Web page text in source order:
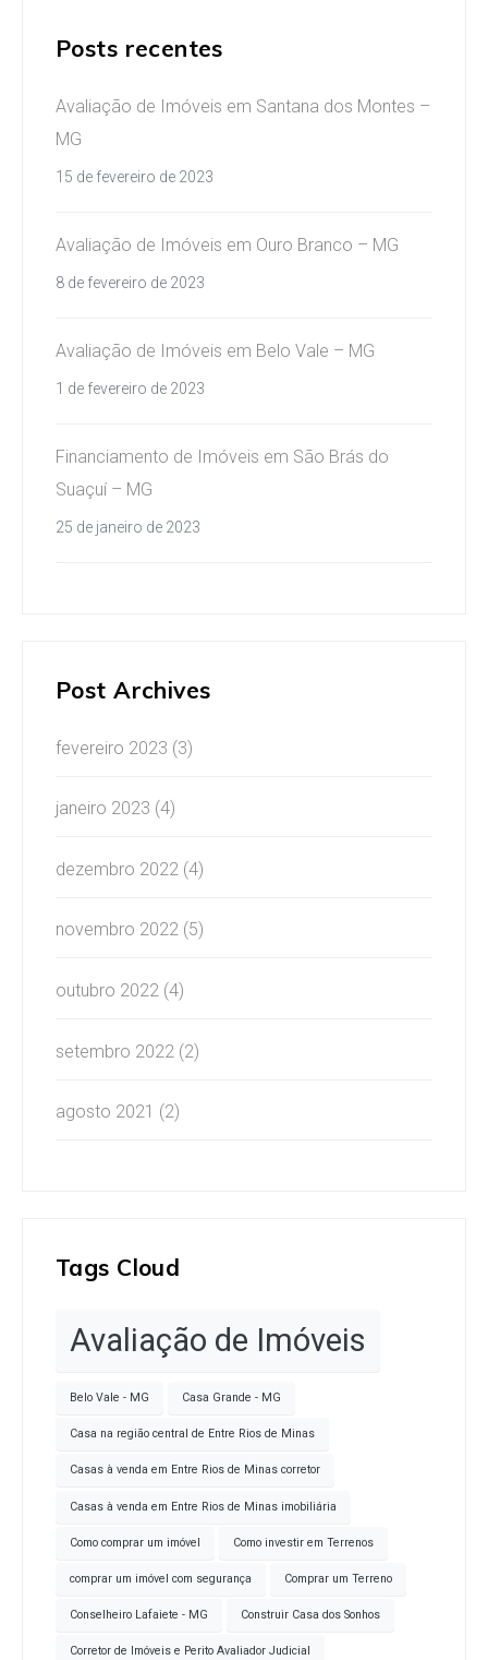
Posts recentes
Avaliação de Imóveis em Santana dos Montes –
MG
15 de fevereiro de 2023
Avaliação de Imóveis em Ouro Branco – MG
8 de fevereiro de 2023
Avaliação de Imóveis em Belo Vale – MG
1 de fevereiro de 2023
Financiamento de Imóveis em São Brás do
Suaçuí – MG
25 de janeiro de 2023
Post Archives
fevereiro 2023 (3)
janeiro 2023 (4)
dezembro 2022 (4)
novembro 2022 (5)
outubro 2022 (4)
setembro 2022 (2)
agosto 2021 (2)
Tags Cloud
Avaliação de Imóveis
Belo Vale - MG Casa Grande - MG
Casa na região central de Entre Rios de Minas
Casas à venda em Entre Rios de Minas corretor
Casas à venda em Entre Rios de Minas imobiliária
Como comprar um imóvel Como investir em Terrenos
comprar um imóvel com segurança Comprar um Terreno
Conselheiro Lafaiete - MG Construir Casa dos Sonhos
Corretor de Imóveis e Perito Avaliador Judicial